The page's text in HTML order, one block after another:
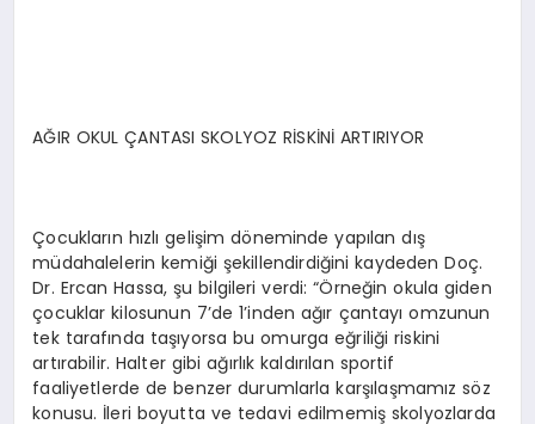
AĞIR OKUL ÇANTASI SKOLYOZ RİSKİNİ ARTIRIYOR
Çocukların hızlı gelişim döneminde yapılan dış
müdahalelerin kemiği şekillendirdiğini kaydeden Doç.
Dr. Ercan Hassa, şu bilgileri verdi: “Örneğin okula giden
çocuklar kilosunun 7’de 1’inden ağır çantayı omzunun
tek tarafında taşıyorsa bu omurga eğriliği riskini
artırabilir. Halter gibi ağırlık kaldırılan sportif
faaliyetlerde de benzer durumlarla karşılaşmamız söz
konusu. İleri boyutta ve tedavi edilmemiş skolyozlarda